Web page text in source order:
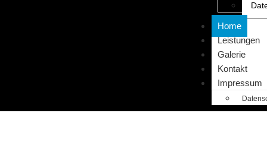
Home
Leistungen
Galerie
Kontakt
Impressum